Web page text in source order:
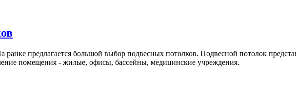
ранке предлагается большой выбор подвесных потолков. Подвесной потолок
помещения - жилые, офисы, бассейны, медицинские учреждения.